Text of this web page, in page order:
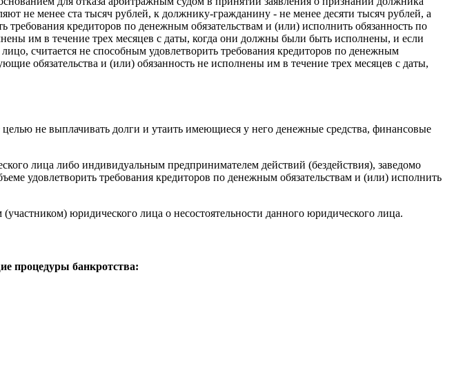
не менее ста тысяч рублей, к должнику-гражданину - не менее десяти тысяч рублей, а
кредиторов по денежным обязательствам и (или) исполнить обязанность по
им в течение трех месяцев с даты, когда они должны были быть исполнены, и если
считается не способным удовлетворить требования кредиторов по денежным
обязательства и (или) обязанность не исполнены им в течение трех месяцев с даты,
не выплачивать долги и утаить имеющиеся у него денежные средства, финансовые
лица либо индивидуальным предпринимателем действий (бездействия), заведомо
удовлетворить требования кредиторов по денежным обязательствам и (или) исполнить
юридического лица о несостоятельности данного юридического лица.
процедуры банкротства: